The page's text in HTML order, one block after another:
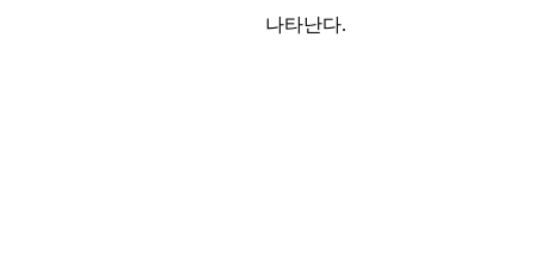
나타난다.